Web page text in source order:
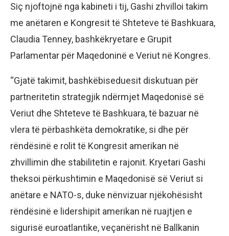
Siç njoftojnë nga kabineti i tij, Gashi zhvilloi takim
me anëtaren e Kongresit të Shteteve të Bashkuara,
Claudia Tenney, bashkëkryetare e Grupit
Parlamentar për Maqedoninë e Veriut në Kongres.
“Gjatë takimit, bashkëbiseduesit diskutuan për
partneritetin strategjik ndërmjet Maqedonisë së
Veriut dhe Shteteve të Bashkuara, të bazuar në
vlera të përbashkëta demokratike, si dhe për
rëndësinë e rolit të Kongresit amerikan në
zhvillimin dhe stabilitetin e rajonit. Kryetari Gashi
theksoi përkushtimin e Maqedonisë së Veriut si
anëtare e NATO-s, duke nënvizuar njëkohësisht
rëndësinë e lidershipit amerikan në ruajtjen e
sigurisë euroatlantike, veçanërisht në Ballkanin